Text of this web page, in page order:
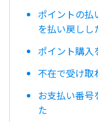
ポイントの払
を払い戻しし
ポイント購入
不在で受け取
お支払い番号
た